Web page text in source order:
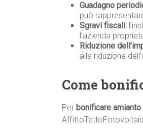
Guadagno
può
Sgravi fiscali:
l’azienda
Riduzione
alla riduzione
Come
Per bonificare